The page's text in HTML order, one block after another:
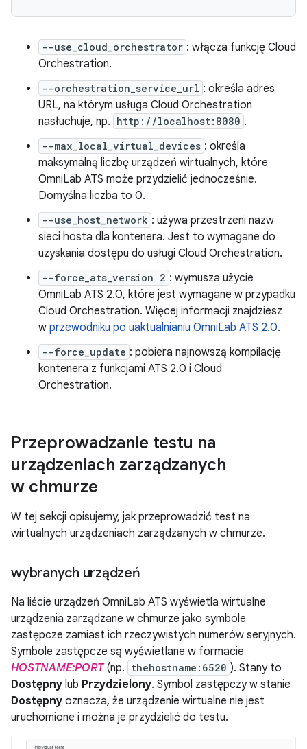
--use_cloud_orchestrator : włącza funkcję Cloud
Orchestration.
--orchestration_service_url : określa adres
URL, na którym usługa Cloud Orchestration
nasłuchuje, np. http://localhost:8080 .
--max_local_virtual_devices : określa
maksymalną liczbę urządzeń wirtualnych, które
OmniLab ATS może przydzielić jednocześnie.
Domyślna liczba to 0.
--use_host_network : używa przestrzeni nazw
sieci hosta dla kontenera. Jest to wymagane do
uzyskania dostępu do usługi Cloud Orchestration.
--force_ats_version 2 : wymusza użycie
OmniLab ATS 2.0, które jest wymagane w przypadku
Cloud Orchestration. Więcej informacji znajdziesz
w przewodniku po uaktualnianiu OmniLab ATS 2.0.
--force_update : pobiera najnowszą kompilację
kontenera z funkcjami ATS 2.0 i Cloud
Orchestration.
Przeprowadzanie testu na
urządzeniach zarządzanych
w chmurze
W tej sekcji opisujemy, jak przeprowadzić test na
wirtualnych urządzeniach zarządzanych w chmurze.
wybranych urządzeń
Na liście urządzeń OmniLab ATS wyświetla wirtualne
urządzenia zarządzane w chmurze jako symbole
zastępcze zamiast ich rzeczywistych numerów seryjnych.
Symbole zastępcze są wyświetlane w formacie
HOSTNAME:PORT(np. thehostname:6520 ). Stany to
Dostępny lub Przydzielony. Symbol zastępczy w stanie
Dostępny oznacza, że urządzenie wirtualne nie jest
uruchomione i można je przydzielić do testu.